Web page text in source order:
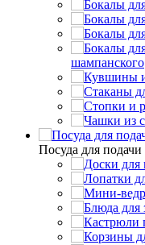
шампанского
Посуда для подачи